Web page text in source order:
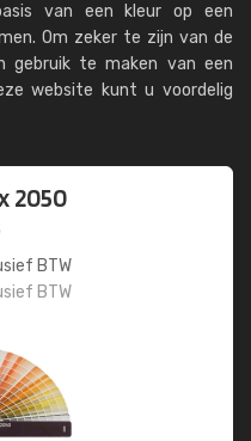
van een kleur op een
Om zeker te zijn van de
gebruik te maken van een
website kunt u voordelig
2050
BTW
BTW